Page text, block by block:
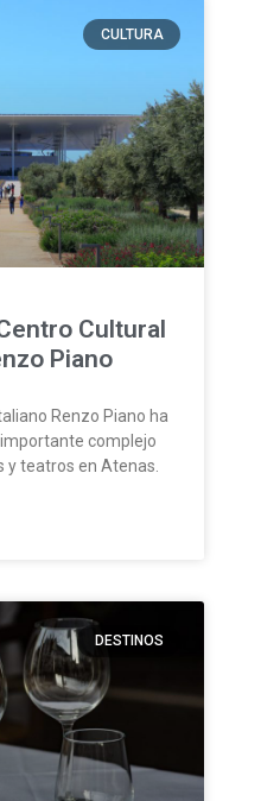
CULTURA
Cultural
Piano
Renzo Piano ha
complejo
y teatros en Atenas.
DESTINOS